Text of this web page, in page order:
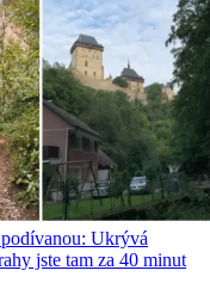
Ukrývá
jste tam za 40 minut